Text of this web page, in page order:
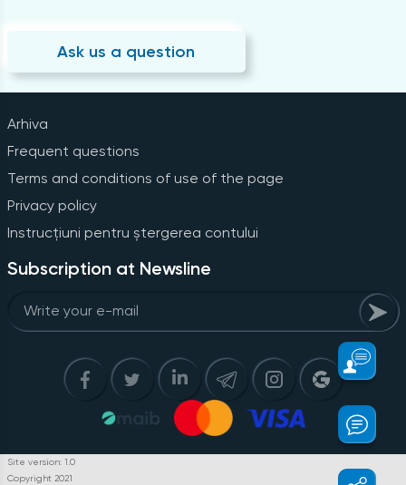
Ask us a question
Arhiva
Frequent questions
Terms and conditions of use of the page
Privacy policy
Instrucțiuni pentru ștergerea contului
Subscription at Newsline
Site version: 1.0
Copyright 2021